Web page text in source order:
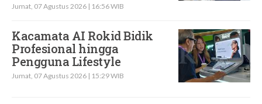
Jumat, 07 Agustus 2026 | 16:56 WIB
Kacamata AI Rokid Bidik
Profesional hingga
Pengguna Lifestyle
Jumat, 07 Agustus 2026 | 15:29 WIB